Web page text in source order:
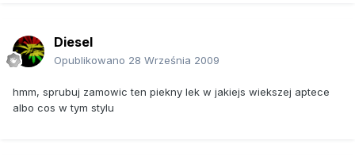
Diesel
Opublikowano 28 Września 2009
hmm, sprubuj zamowic ten piekny lek w jakiejs wiekszej aptece
albo cos w tym stylu